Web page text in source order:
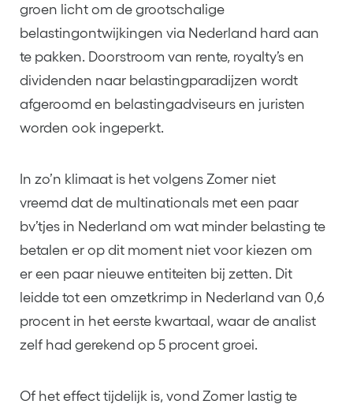
groen licht om de grootschalige
belastingontwijkingen via Nederland hard aan
te pakken. Doorstroom van rente, royalty’s en
dividenden naar belastingparadijzen wordt
afgeroomd en belastingadviseurs en juristen
worden ook ingeperkt.
In zo’n klimaat is het volgens Zomer niet
vreemd dat de multinationals met een paar
bv’tjes in Nederland om wat minder belasting te
betalen er op dit moment niet voor kiezen om
er een paar nieuwe entiteiten bij zetten. Dit
leidde tot een omzetkrimp in Nederland van 0,6
procent in het eerste kwartaal, waar de analist
zelf had gerekend op 5 procent groei.
Of het effect tijdelijk is, vond Zomer lastig te